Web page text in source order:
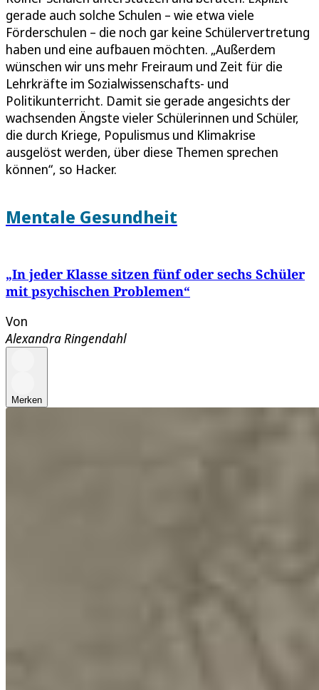
gerade auch solche Schulen – wie etwa viele
Förderschulen – die noch gar keine Schülervertretung
haben und eine aufbauen möchten. „Außerdem
wünschen wir uns mehr Freiraum und Zeit für die
Lehrkräfte im Sozialwissenschafts- und
Politikunterricht. Damit sie gerade angesichts der
wachsenden Ängste vieler Schülerinnen und Schüler,
die durch Kriege, Populismus und Klimakrise
ausgelöst werden, über diese Themen sprechen
können“, so Hacker.
Mentale Gesundheit
„In jeder Klasse sitzen fünf oder sechs Schüler
mit psychischen Problemen“
Von
Alexandra Ringendahl
Merken